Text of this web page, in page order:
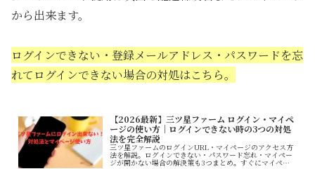
から出来ます。
ログインできない・登録メールアドレス・パスワードを忘
れてログインできない場合の対処はこちら。
【2026最新】三ツ星ファーム ログイン・マイペ
ージの使い方｜ログインできない時の3つの対処
法を完全解説
三ツ星ファームのログインURL・マイページのアクセス方
法を解説。ログインできない・パスワード忘れ・マイペー
ジが開かない場合の解決策も3つまとめ。すぐにマイペー